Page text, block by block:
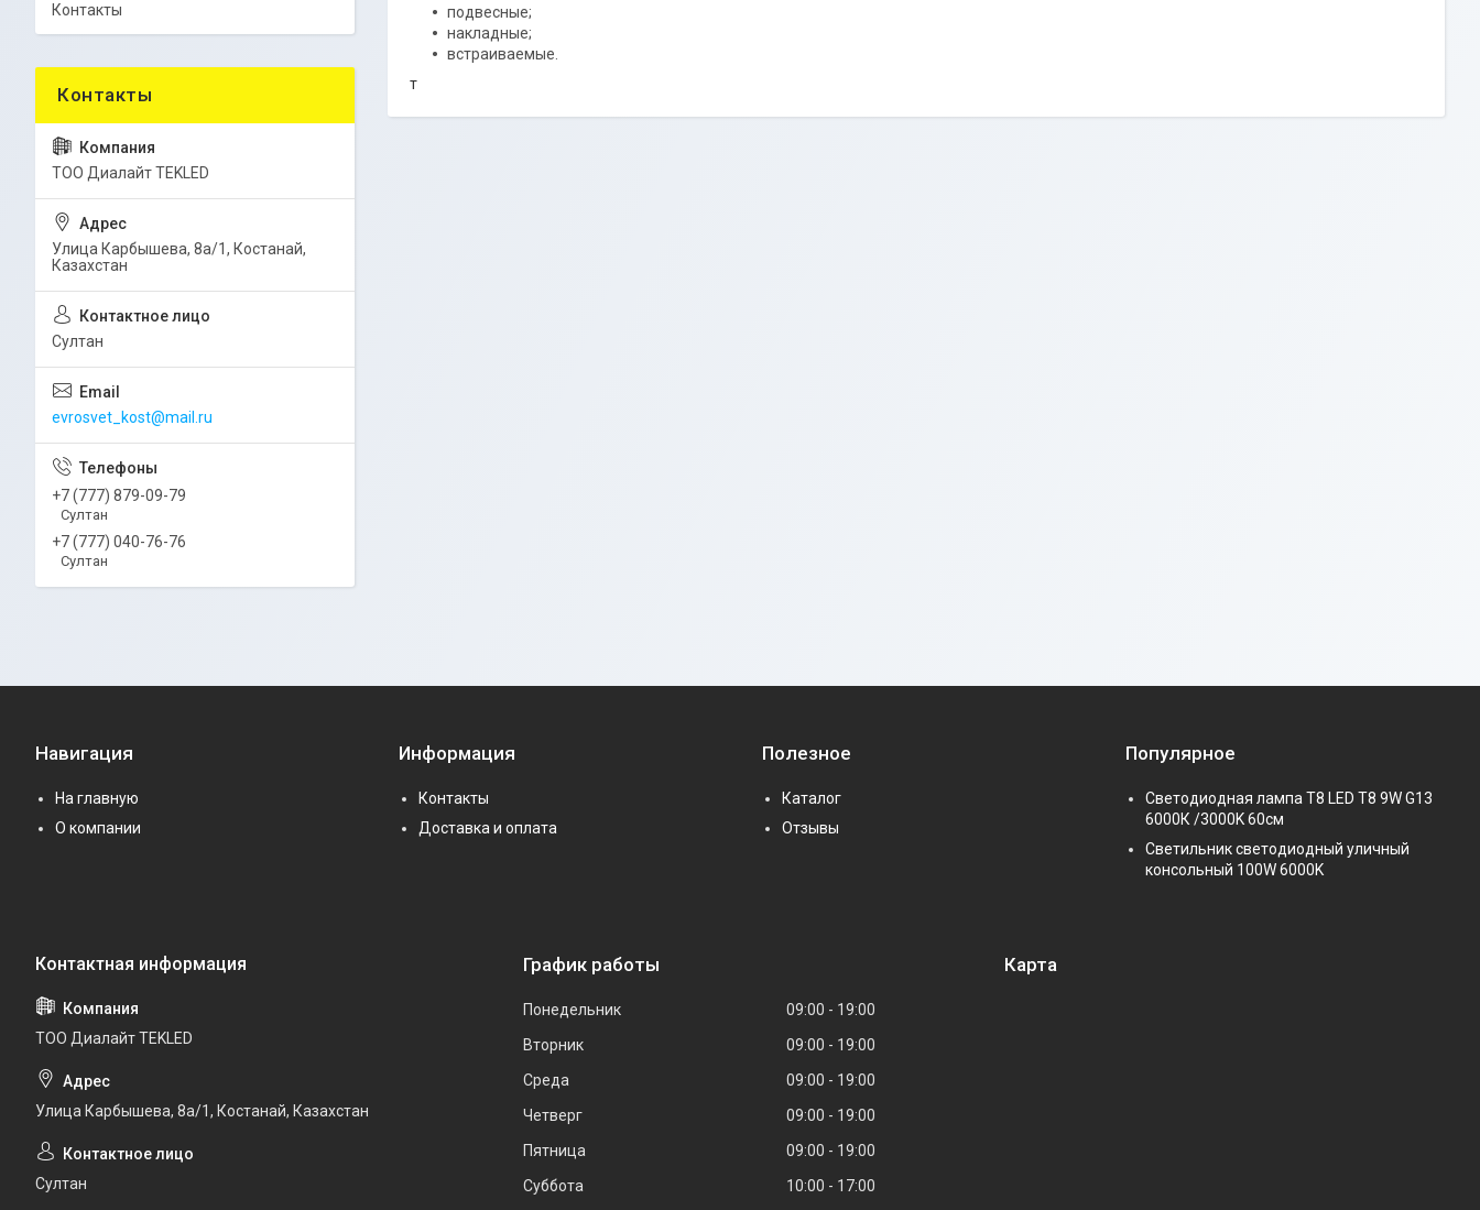
подвесные;
накладные;
встраиваемые.
т
Контакты
ТОО Диалайт TEKLED
Улица Карбышева, 8а/1, Костанай,
Казахстан
Султан
evrosvet_kost@mail.ru
+7 (777) 879-09-79
Султан
+7 (777) 040-76-76
Султан
Навигация
На главную
О компании
Информация
Контакты
Доставка и оплата
Полезное
Каталог
Отзывы
Популярное
Светодиодная лампа Т8 LED T8 9W G13
6000К /3000K 60см
Светильник светодиодный уличный
консольный 100W 6000K
ТОО Диалайт TEKLED
Улица Карбышева, 8а/1, Костанай, Казахстан
Султан
График работы
Понедельник 09:00
19:00
Вторник
09:00
19:00
Среда
09:00
19:00
Четверг
09:00
19:00
Пятница
09:00
19:00
Суббота
10:00 17:00
Карта